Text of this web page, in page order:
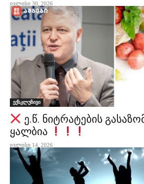
ივლისი 30, 2026
ექსკლუზივი
ე.წ. ნიტრატების
ყალბია
ივლისი 14, 2026